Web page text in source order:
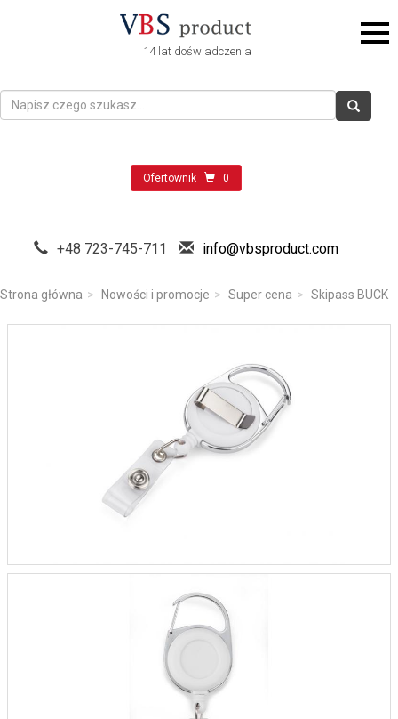
14 lat doświadczenia
Ofertownik 0
+48 723-745-711 info@vbsproduct.com
Strona główna Nowości i promocje Super cena Skipass BUCK